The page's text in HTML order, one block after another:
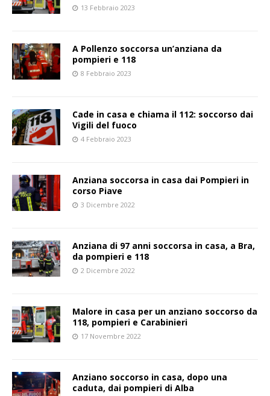
13 Febbraio 2023
A Pollenzo soccorsa un’anziana da
pompieri e 118
8 Febbraio 2023
Cade in casa e chiama il 112: soccorso dai
Vigili del fuoco
4 Febbraio 2023
Anziana soccorsa in casa dai Pompieri in
corso Piave
3 Dicembre 2022
Anziana di 97 anni soccorsa in casa, a Bra,
da pompieri e 118
2 Dicembre 2022
Malore in casa per un anziano soccorso da
118, pompieri e Carabinieri
17 Novembre 2022
Anziano soccorso in casa, dopo una
caduta, dai pompieri di Alba